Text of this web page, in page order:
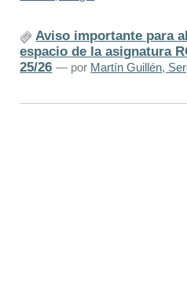
Aviso importante para
espacio de la asignatura
25/26 — por Martín Guillén,